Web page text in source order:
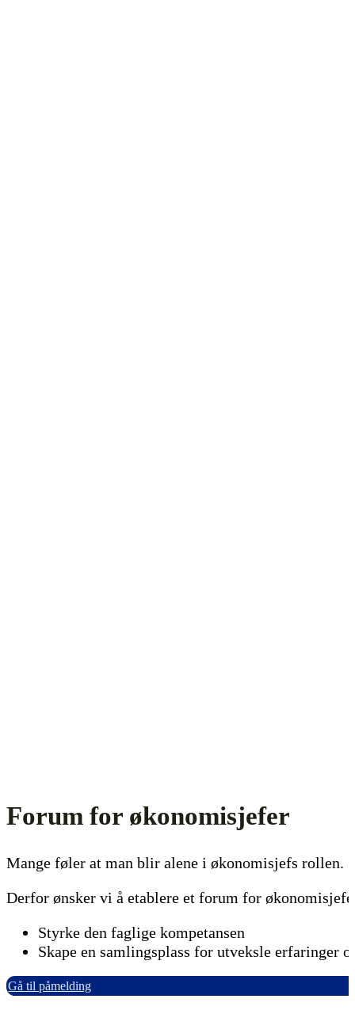
Forum for økonomisjefer
Mange føler at man blir alene i økonomisjefs rollen.
Derfor ønsker vi å etablere et forum for
Styrke den faglige kompetansen
Skape en samlingsplass for utveksle erfaringer
Gå til påmelding